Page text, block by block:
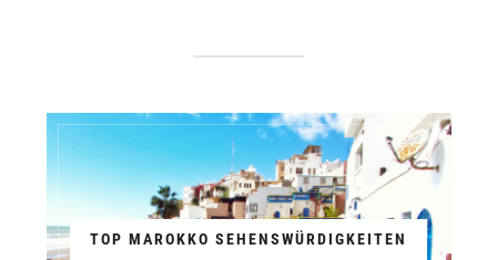
TOP MAROKKO SEHENSWÜRDIGKEITEN